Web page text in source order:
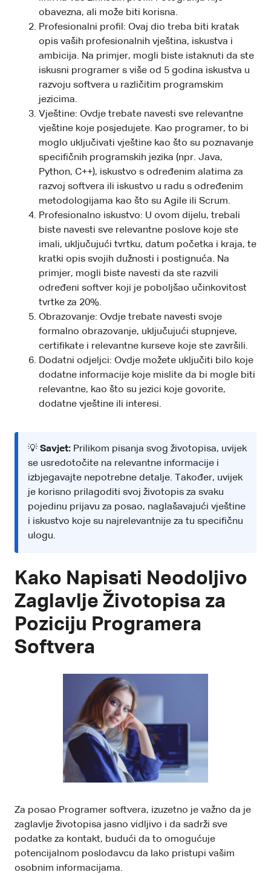
obavezna, ali može biti korisna.
Profesionalni profil: Ovaj dio treba biti kratak
opis vaših profesionalnih vještina, iskustva i
ambicija. Na primjer, mogli biste istaknuti da ste
iskusni programer s više od 5 godina iskustva u
razvoju softvera u različitim programskim
jezicima.
Vještine: Ovdje trebate navesti sve relevantne
vještine koje posjedujete. Kao programer, to bi
moglo uključivati vještine kao što su poznavanje
specifičnih programskih jezika (npr. Java,
Python, C++), iskustvo s određenim alatima za
razvoj softvera ili iskustvo u radu s određenim
metodologijama kao što su Agile ili Scrum.
Profesionalno iskustvo: U ovom dijelu, trebali
biste navesti sve relevantne poslove koje ste
imali, uključujući tvrtku, datum početka i kraja, te
kratki opis svojih dužnosti i postignuća. Na
primjer, mogli biste navesti da ste razvili
određeni softver koji je poboljšao učinkovitost
tvrtke za 20%.
Obrazovanje: Ovdje trebate navesti svoje
formalno obrazovanje, uključujući stupnjeve,
certifikate i relevantne kurseve koje ste završili.
Dodatni odjeljci: Ovdje možete uključiti bilo koje
dodatne informacije koje mislite da bi mogle biti
relevantne, kao što su jezici koje govorite,
dodatne vještine ili interesi.
💡 Savjet: Prilikom pisanja svog životopisa, uvijek
se usredotočite na relevantne informacije i
izbjegavajte nepotrebne detalje. Također, uvijek
je korisno prilagoditi svoj životopis za svaku
pojedinu prijavu za posao, naglašavajući vještine
i iskustvo koje su najrelevantnije za tu specifičnu
ulogu.
Kako Napisati Neodoljivo
Zaglavlje Životopisa za
Poziciju Programera
Softvera
Za posao Programer softvera, izuzetno je važno da je
zaglavlje životopisa jasno vidljivo i da sadrži sve
podatke za kontakt, budući da to omogućuje
potencijalnom poslodavcu da lako pristupi vašim
osobnim informacijama.